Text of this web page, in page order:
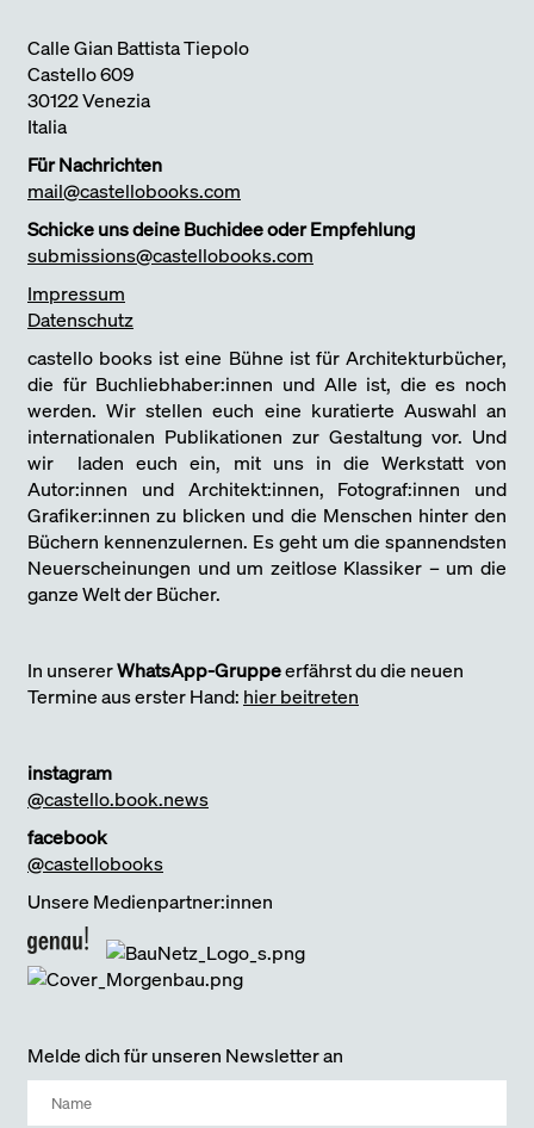
Calle Gian Battista Tiepolo
Castello 609
30122 Venezia
Italia
Für Nachrichten
mail@castellobooks.com
Schicke uns deine Buchidee oder Empfehlung
submissions@castellobooks.com
Impressum
Datenschutz
castello books ist eine Bühne ist für Architekturbücher,
die für Buchliebhaber:innen und Alle ist, die es noch
werden. Wir stellen euch eine kuratierte Auswahl an
internationalen Publikationen zur Gestaltung vor. Und
wir laden euch ein, mit uns in die Werkstatt von
Autor:innen und Architekt:innen, Fotograf:innen und
Grafiker:innen zu blicken und die Menschen hinter den
Büchern kennenzulernen. Es geht um die spannendsten
Neuerscheinungen und um zeitlose Klassiker – um die
ganze Welt der Bücher.
In unsererWhatsApp-Gruppeerfährst du die neuen
Termine aus erster Hand: hier beitreten
instagram
@castello.book.news
facebook
@castellobooks
Unsere Medienpartner:innen
Melde dich für unseren Newsletter an